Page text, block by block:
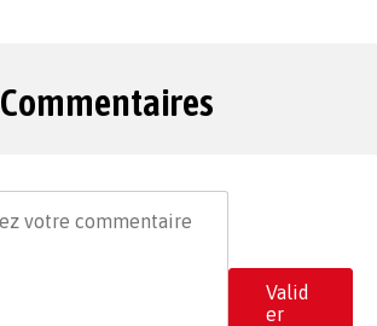
Commentaires
Valid
er